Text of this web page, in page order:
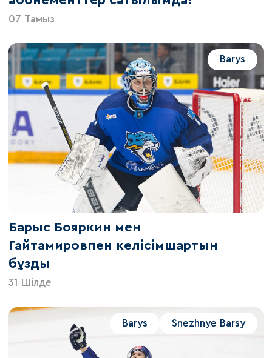
07 Тамыз
Barys
Барыс Бояркин мен
Гайтамировпен келісімшартын
бұзды
31 Шілде
Barys Snezhnye Barsy